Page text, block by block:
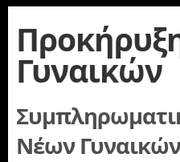
Γυναικών
Νέων Γυναικών